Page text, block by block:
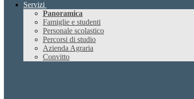
Servizi
Panoramica
Famiglie e studenti
Personale scolastico
Percorsi di studio
Azienda Agraria
Convitto